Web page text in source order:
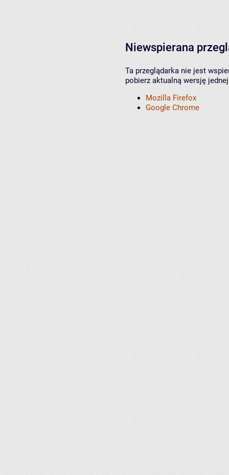
Niewspierana
Ta przeglądarka nie jest
pobierz aktualną wersję
Mozilla Firefox
Google Chrome